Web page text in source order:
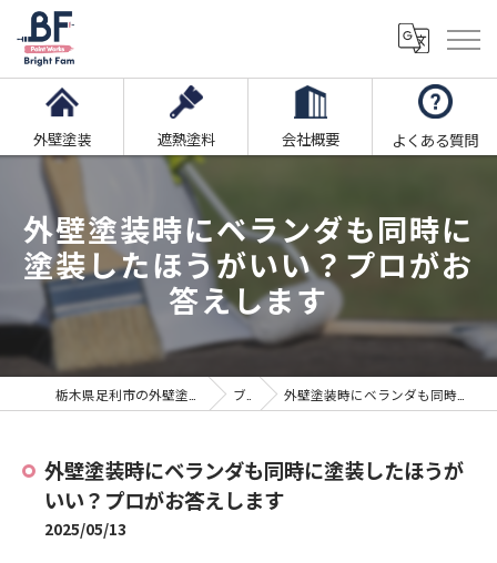
外壁塗装 遮熱塗料 会社概要 よくある質問
外壁塗装時にベランダも同時に
塗装したほうがいい？プロがお
答えします
ブログ 外壁塗装時にベランダも同時に塗装したほうがいい？プロがお答えします
外壁塗装時にベランダも同時に塗装したほうが
いい？プロがお答えします
2025/05/13